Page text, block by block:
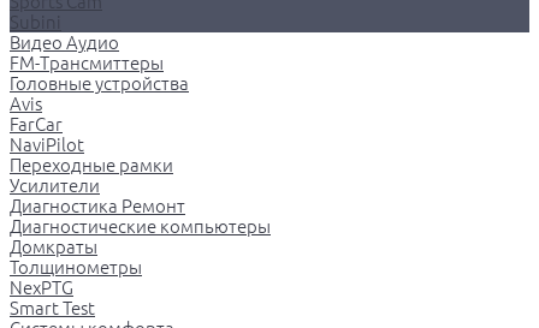
Subini
Видео Аудио
FM-Трансмиттеры
Головные устройства
Avis
FarCar
NaviPilot
Переходные рамки
Усилители
Диагностика Ремонт
Диагностические компьютеры
Домкраты
Толщинометры
NexPTG
Smart Test